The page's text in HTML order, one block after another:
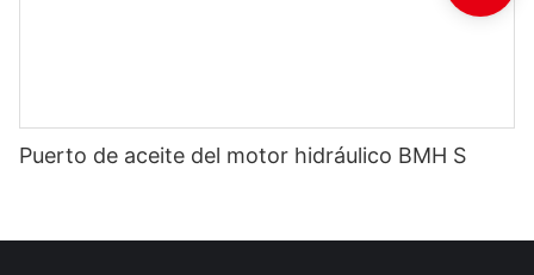
Puerto de aceite del motor hidráulico BMH S